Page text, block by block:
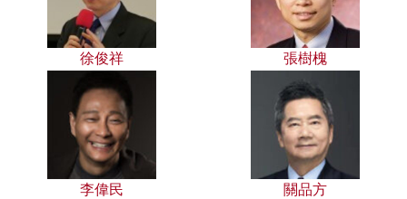
徐俊祥 張樹槐
李偉民 關品方